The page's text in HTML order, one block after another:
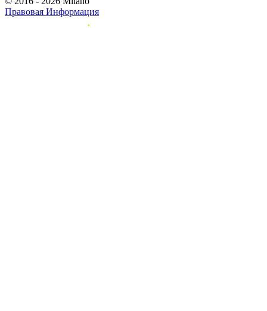
Правовая Информация